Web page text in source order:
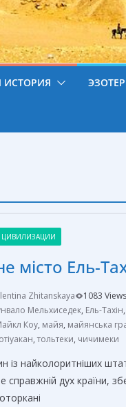
ИСТОРИЯ
ЦИВИЛИЗАЦИИ
місто Ель-
Zhitanskaya 1083 Views
Мельхиседек, Ель-Тахін,
Коу, майя, майянська
, тольтеки, чичимеки
із найколоритніших
справжній дух країни,